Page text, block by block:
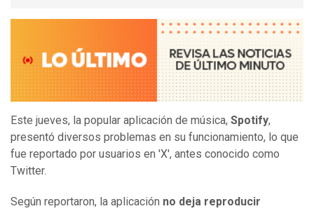
Este jueves, la popular aplicación de música, Spotify,
presentó diversos problemas en su funcionamiento, lo que
fue reportado por usuarios en 'X', antes conocido como
Twitter.
Según reportaron, la aplicación no deja reproducir